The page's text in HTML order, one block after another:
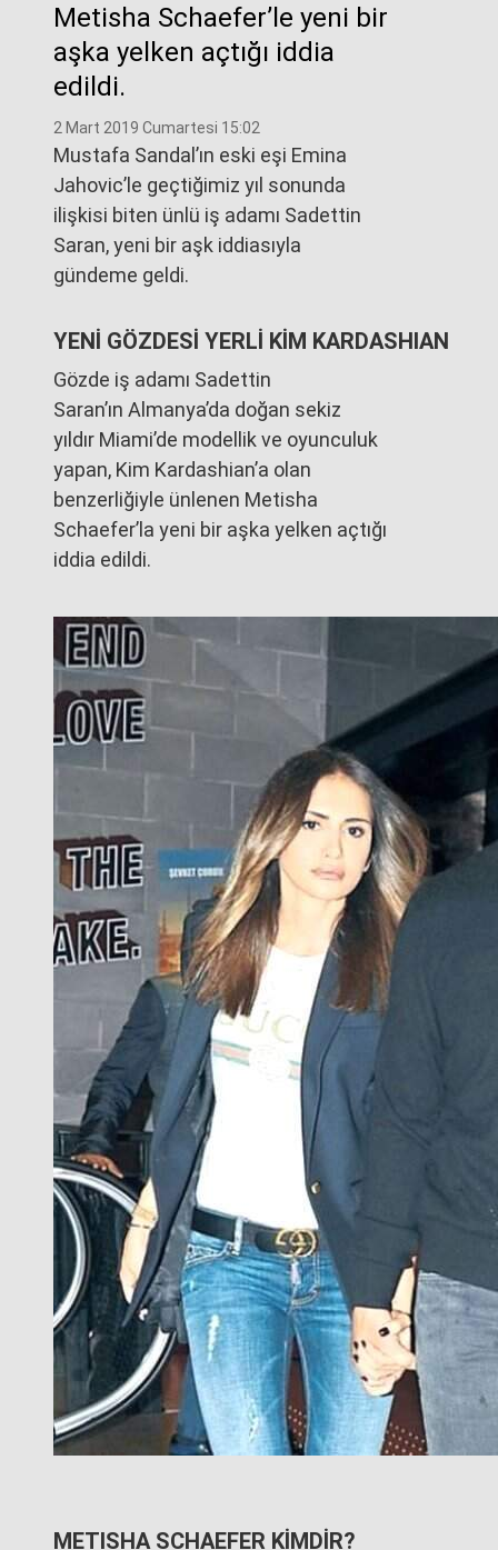
Metisha Schaefer’le yeni bir
aşka yelken açtığı iddia
edildi.
2 Mart 2019 Cumartesi 15:02
Mustafa Sandal’ın eski eşi Emina
Jahovic’le geçtiğimiz yıl sonunda
ilişkisi biten ünlü iş adamı Sadettin
Saran, yeni bir aşk iddiasıyla
gündeme geldi.
YENİ GÖZDESİ YERLİ KİM KARDASHIAN
Gözde iş adamı Sadettin
Saran’ın Almanya’da doğan sekiz
yıldır Miami’de modellik ve oyunculuk
yapan, Kim Kardashian’a olan
benzerliğiyle ünlenen Metisha
Schaefer’la yeni bir aşka yelken açtığı
iddia edildi.
METISHA SCHAEFER KİMDİR?